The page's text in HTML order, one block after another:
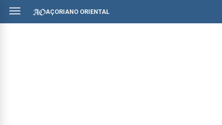
AÇORIANO ORIENTAL